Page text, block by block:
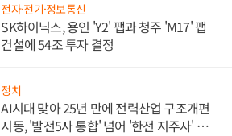
전자·전기·정보통신
SK하이닉스, 용인 'Y2' 팹과 청주 'M17' 팹
건설에 54조 투자 결정
정치
AI시대 맞아 25년 만에 전력산업 구조개편
시동, '발전5사 통합' 넘어 '한전 지주사' 재편